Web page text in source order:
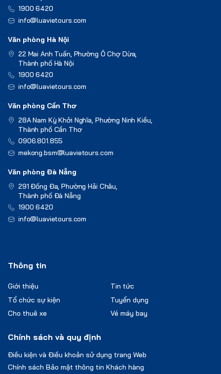
1900 6420
info@luavietours.com
Văn phòng Hà Nội
22 Mai Anh Tuấn, Phường Ô Chợ Dừa,
Thành phố Hà Nội
1900 6420
info@luavietours.com
Văn phòng Cần Thơ
28A Nam Kỳ Khởi Nghĩa, Phường Ninh Kiều,
Thành phố Cần Thơ
0906.801.855
mekong.bsm@luavietours.com
Văn phòng Đà Nẵng
291 Đống Đa, Phường Hải Châu,
Thành phố Đà Nẵng
1900 6420
info@luavietours.com
Thông tin
Giới thiệu
Tổ chức sự kiện
Cho thuê xe
Vé máy bay
Tin tức
Tuyển dụng
Chính sách và quy định
Điều kiện và Điều khoản sử dụng trang Web
Chính sách Bảo mật thông tin Khách hàng